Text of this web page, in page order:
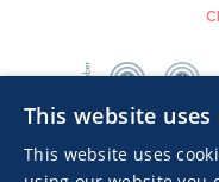
This website uses
This website uses